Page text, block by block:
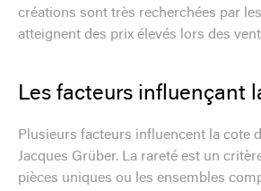
créations sont très recherchées par
atteignent des prix élevés lors des
Les facteurs influençant
Plusieurs facteurs influencent la cote
Jacques Grüber. La rareté est un
pièces uniques ou les ensembles